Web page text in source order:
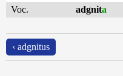
Voc.
adgnita
‹ adgnitus